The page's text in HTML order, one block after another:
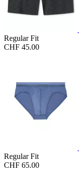
Regular Fit
CHF 45.00
Regular Fit
CHF 65.00